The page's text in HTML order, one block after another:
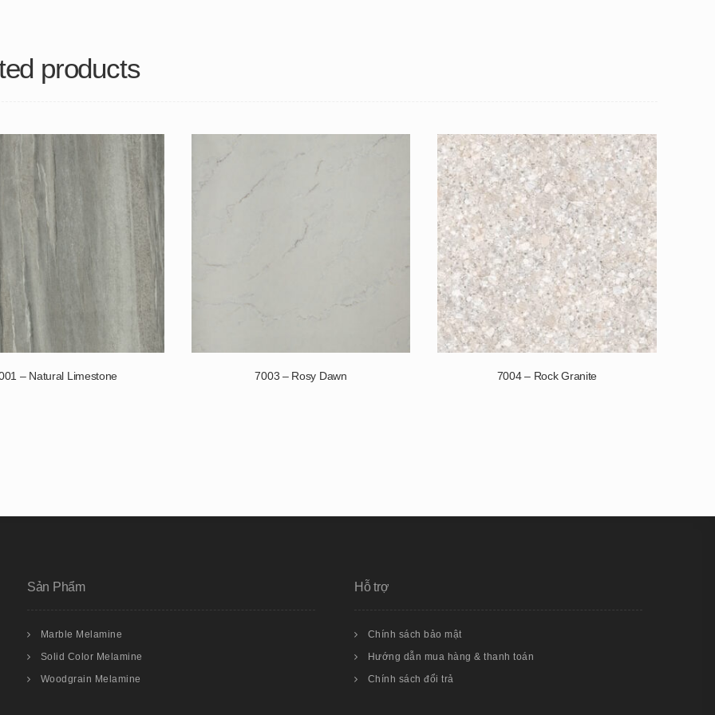
products
– Natural Limestone 7003 – Rosy Dawn 7004 – Rock Granite
Sản Phẩm
Marble Melamine
Solid Color Melamine
Woodgrain Melamine
Hỗ trợ
Chính sách bảo mật
Hướng dẫn mua hàng & thanh toán
Chính sách đổi trả